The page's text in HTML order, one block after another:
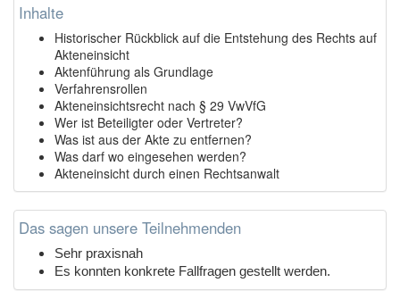
Inhalte
Historischer Rückblick auf die Entstehung des Rechts auf
Akteneinsicht
Aktenführung als Grundlage
Verfahrensrollen
Akteneinsichtsrecht nach § 29 VwVfG
Wer ist Beteiligter oder Vertreter?
Was ist aus der Akte zu entfernen?
Was darf wo eingesehen werden?
Akteneinsicht durch einen Rechtsanwalt
Das sagen unsere Teilnehmenden
Sehr praxisnah
Es konnten konkrete Fallfragen gestellt werden.